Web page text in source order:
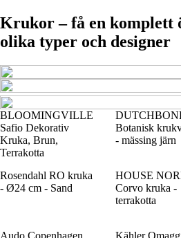
Krukor – få en komplett
olika typer och designer
BLOOMINGVILLE
Safio Dekorativ
Kruka, Brun,
Terrakotta
Botanisk
- mässing järn
Rosendahl RO kruka
- Ø24 cm - Sand
HOUSE
Corvo kruka -
terrakotta
Audo Copenhagen
Kähler